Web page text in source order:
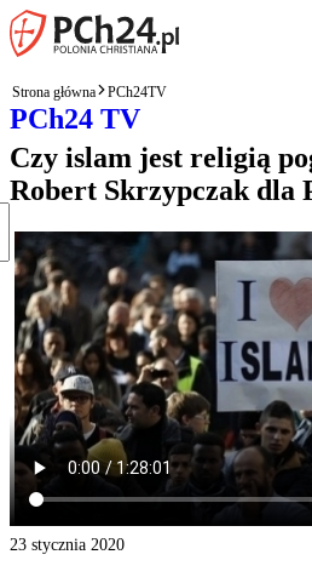
Strona główna PCh24TV
PCh24 TV
Czy islam jest religią
Robert Skrzypczak dla
23 stycznia 2020